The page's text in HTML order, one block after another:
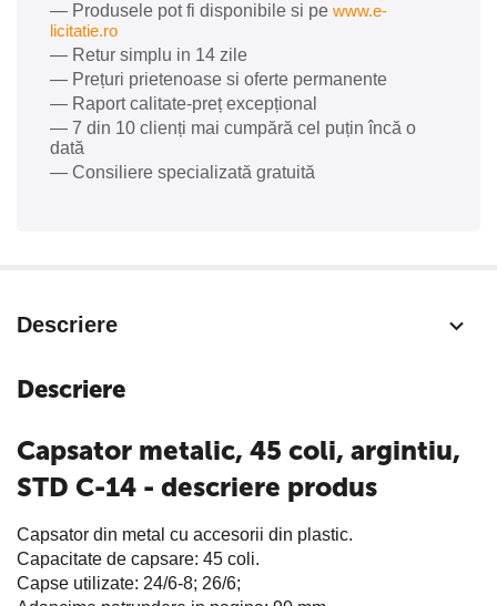
— Produsele pot fi disponibile si pe www.e-
licitatie.ro
— Retur simplu in 14 zile
— Prețuri prietenoase si oferte permanente
— Raport calitate-preț excepțional
— 7 din 10 clienți mai cumpără cel puțin încă o
dată
— Consiliere specializată gratuită
Descriere
Descriere
Capsator metalic, 45 coli, argintiu,
STD C-14 - descriere produs
Capsator din metal cu accesorii din plastic.
Capacitate de capsare: 45 coli.
Capse utilizate: 24/6-8; 26/6;